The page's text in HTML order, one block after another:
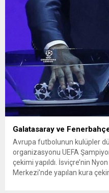
önemli bir futbolcu, yaşı 34...
Galatasaray ve
Avrupa futbolunun kulüpler
organizasyonu UEFA
çekimi yapıldı. İsviçre’nin
Merkezi’nde yapılan kura